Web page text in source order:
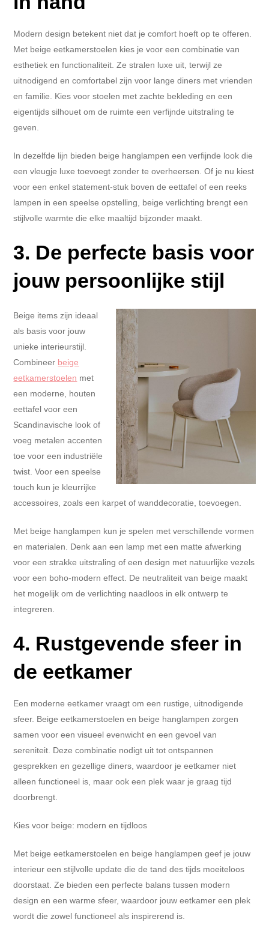
Modern design betekent niet dat je comfort hoeft op te offeren.
Met beige eetkamerstoelen kies je voor een combinatie van
esthetiek en functionaliteit. Ze stralen luxe uit, terwijl ze
uitnodigend en comfortabel zijn voor lange diners met vrienden
en familie. Kies voor stoelen met zachte bekleding en een
eigentijds silhouet om de ruimte een verfijnde uitstraling te
geven.
In dezelfde lijn bieden beige hanglampen een verfijnde look die
een vleugje luxe toevoegt zonder te overheersen. Of je nu kiest
voor een enkel statement-stuk boven de eettafel of een reeks
lampen in een speelse opstelling, beige verlichting brengt een
stijlvolle warmte die elke maaltijd bijzonder maakt.
3. De perfecte basis voor
jouw persoonlijke stijl
Beige items zijn ideaal
als basis voor jouw
unieke interieurstijl.
Combineer beige
eetkamerstoelen met
een moderne, houten
eettafel voor een
Scandinavische look of
voeg metalen accenten
toe voor een industriële
twist. Voor een speelse
touch kun je kleurrijke
accessoires, zoals een karpet of wanddecoratie, toevoegen.
Met beige hanglampen kun je spelen met verschillende vormen
en materialen. Denk aan een lamp met een matte afwerking
voor een strakke uitstraling of een design met natuurlijke vezels
voor een boho-modern effect. De neutraliteit van beige maakt
het mogelijk om de verlichting naadloos in elk ontwerp te
integreren.
4. Rustgevende sfeer in
de eetkamer
Een moderne eetkamer vraagt om een rustige, uitnodigende
sfeer. Beige eetkamerstoelen en beige hanglampen zorgen
samen voor een visueel evenwicht en een gevoel van
sereniteit. Deze combinatie nodigt uit tot ontspannen
gesprekken en gezellige diners, waardoor je eetkamer niet
alleen functioneel is, maar ook een plek waar je graag tijd
doorbrengt.
Kies voor beige: modern en tijdloos
Met beige eetkamerstoelen en beige hanglampen geef je jouw
interieur een stijlvolle update die de tand des tijds moeiteloos
doorstaat. Ze bieden een perfecte balans tussen modern
design en een warme sfeer, waardoor jouw eetkamer een plek
wordt die zowel functioneel als inspirerend is.